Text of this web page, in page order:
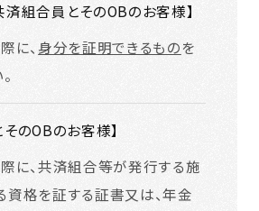
済組合員とそのOBのお客様】
に、 身分を証明できるものを
のOBのお客様】
に、共済組合等が発行する施
資格を証する証書又は、年金